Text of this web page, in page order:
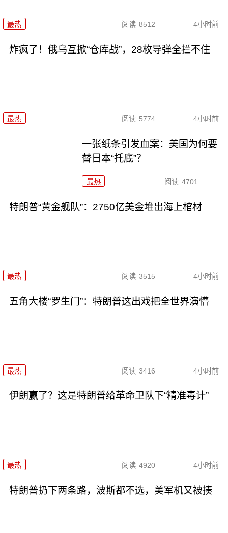
最热 阅读 8512 4小时前
炸疯了！俄乌互掀“仓库战”，28枚导弹全拦不住
最热 阅读 5774 4小时前
一张纸条引发血案：美国为何要
替日本“托底”？
最热 阅读 4701
特朗普“黄金舰队”：2750亿美金堆出海上棺材
最热 阅读 3515 4小时前
五角大楼“罗生门”：特朗普这出戏把全世界演懵
最热 阅读 3416 4小时前
伊朗赢了？这是特朗普给革命卫队下“精准毒计”
最热 阅读 4920 4小时前
特朗普扔下两条路，波斯都不选，美军机又被揍